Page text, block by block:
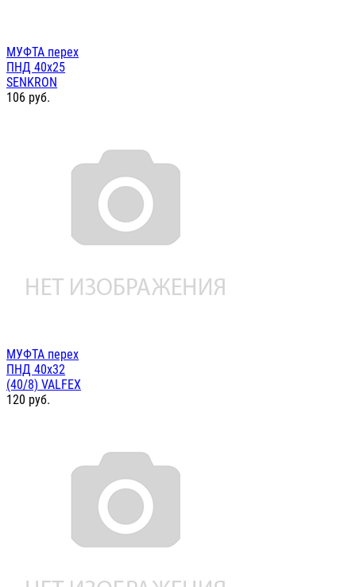
МУФТА перех
ПНД 40х25
SENKRON
106 руб.
МУФТА перех
ПНД 40х32
(40/8) VALFEX
120 руб.